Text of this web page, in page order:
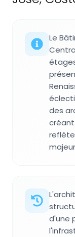
Le
des
d'une